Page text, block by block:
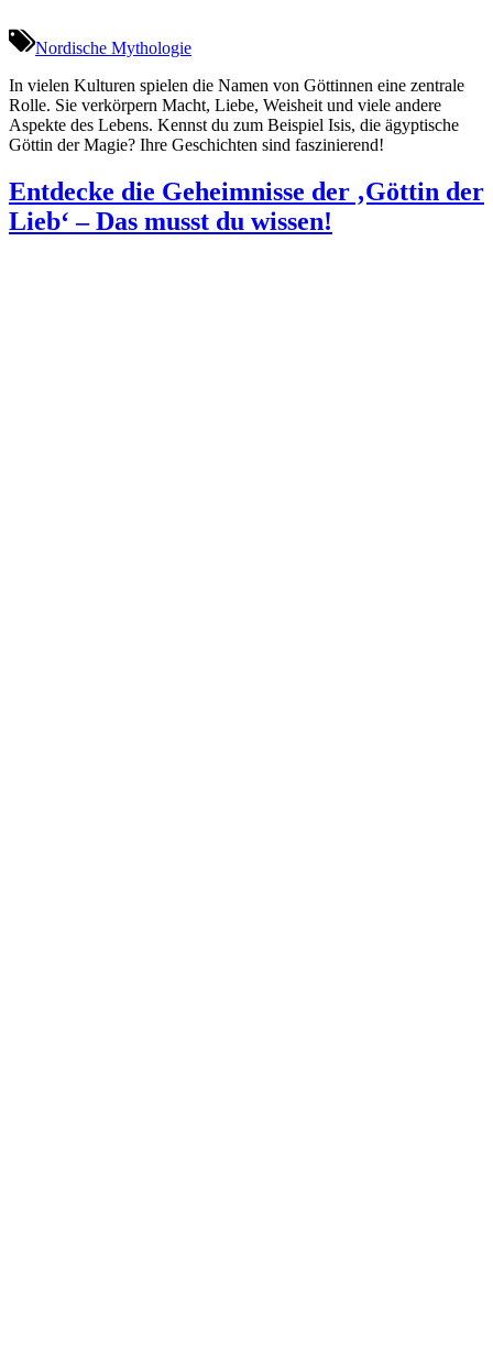
Nordische Mythologie
In vielen Kulturen spielen die Namen von Göttinnen eine zentrale
Rolle. Sie verkörpern Macht, Liebe, Weisheit und viele andere
Aspekte des Lebens. Kennst du zum Beispiel Isis, die ägyptische
Göttin der Magie? Ihre Geschichten sind faszinierend!
Entdecke die Geheimnisse der ‚Göttin der
Lieb‘ – Das musst du wissen!